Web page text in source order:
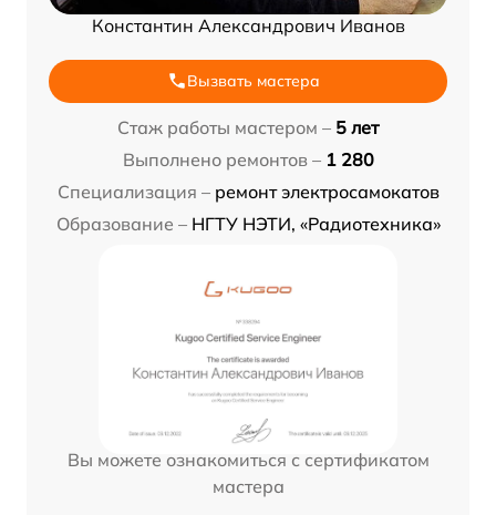
Константин Александрович Иванов
Вызвать мастера
Стаж работы мастером – 5 лет
Выполнено ремонтов – 1 280
Специализация – ремонт электросамокатов
Образование – НГТУ НЭТИ, «Радиотехника»
Вы можете ознакомиться с сертификатом
мастера